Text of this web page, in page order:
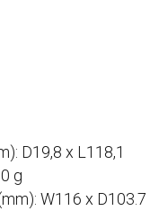
D19,8 x L118,1
g
W116 x D103.7